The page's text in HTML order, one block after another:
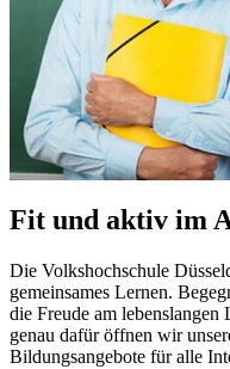
Fit und aktiv im
Die Volkshochschule
gemeinsames Lernen.
die Freude am lebenslangen
genau dafür öffnen wir
Bildungsangebote für alle